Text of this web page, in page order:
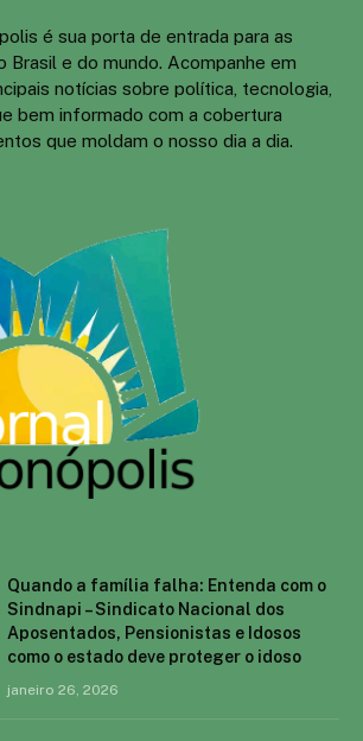
é sua porta de entrada para as
Brasil e do mundo. Acompanhe em
notícias sobre política, tecnologia,
bem informado com a cobertura
que moldam o nosso dia a dia.
Quando a família falha: Entenda com o
Sindnapi – Sindicato Nacional dos
Aposentados, Pensionistas e Idosos
como o estado deve proteger o idoso
janeiro 26, 2026